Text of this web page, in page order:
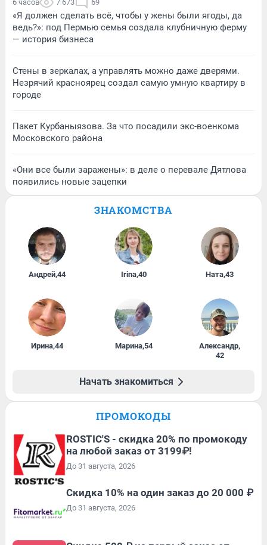
6 часов 7 673 69
«Я должен сделать всё, чтобы у жены были ягоды, да
ведь?»: под Пермью семья создала клубничную ферму
— история бизнеса
Стены в зеркалах, а управлять можно даже дверями.
Незрячий красноярец создал самую умную квартиру в
городе
Пакет Курбаныязова. За что посадили экс-военкома
Московского района
«Они все были заражены»: в деле о перевале Дятлова
появились новые зацепки
ЗНАКОМСТВА
Андрей,44 Irina,40 Ната,43
Ирина,44 Марина,54 Александр,
42
Начать знакомиться
ПРОМОКОДЫ
ROSTIC'S - скидка 20% по промокоду
на любой заказ от 3199₽!
До 31 августа, 2026
Скидка 10% на один заказ до 20 000 ₽
До 31 августа, 2026